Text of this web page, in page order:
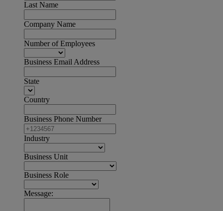
Last Name
Company Name
Number of Employees
Business Email Address
State
Country
Business Phone Number
Industry
Business Unit
Business Role
Message: